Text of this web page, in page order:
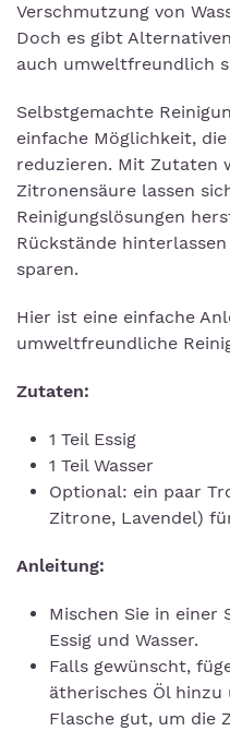
Verschmutzung von
Doch es gibt
auch umweltfreundlich
Selbstgemachte
einfache Möglichkeit,
reduzieren. Mit Zutaten
Zitronensäure lassen
Reinigungslösungen
Rückstände
sparen.
Hier ist eine einfache
umweltfreundliche
Zutaten:
1 Teil Essig
1 Teil Wasser
Optional: ein paar
Zitrone, Lavendel)
Anleitung:
Mischen Sie in einer
Essig und Wasser.
Falls gewünscht,
ätherisches Öl
Flasche gut, um die